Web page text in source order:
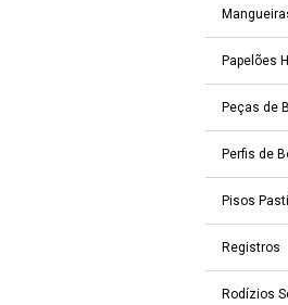
Papelões
Peças de
Perfis de
Pisos
Registros
Rodízios